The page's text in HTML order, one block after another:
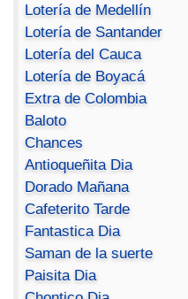
Lotería de Medellín
Lotería de Santander
Lotería del Cauca
Lotería de Boyacá
Extra de Colombia
Baloto
Chances
Antioqueñita Dia
Dorado Mañana
Cafeterito Tarde
Fantastica Dia
Saman de la suerte
Paisita Dia